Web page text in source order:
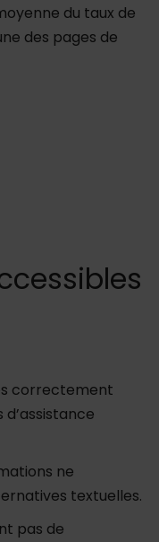
du taux de
des pages de
correctement
ne
textuelles.
pas de